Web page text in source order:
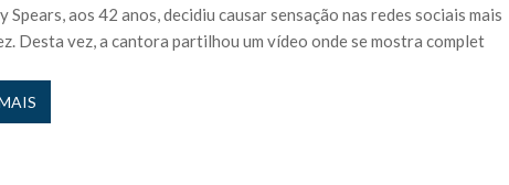
Spears, aos 42 anos, decidiu causar sensação nas redes sociais mais
Desta vez, a cantora partilhou um vídeo onde se mostra complet